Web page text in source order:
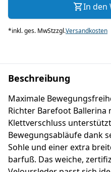
In den
*inkl. ges. MwStzzgl.Versandkosten
Beschreibung
Maximale
Richter Barefoot Ballerina
Klettverschluss
Bewegungsabläufe dank
Sohle und einer extra
barfuß. Das weiche,